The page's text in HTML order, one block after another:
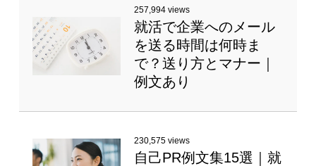
257,994 views
就活で企業へのメール
を送る時間は何時ま
で？送り方とマナー｜
例文あり
230,575 views
自己PR例文集15選｜就